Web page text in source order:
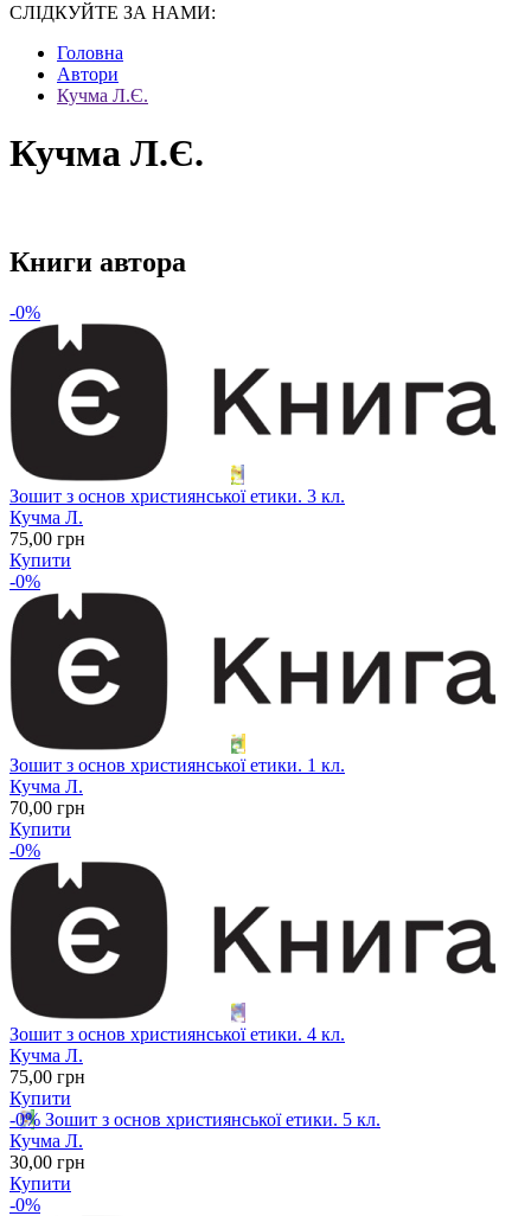
СЛІДКУЙТЕ ЗА НАМИ:
Головна
Автори
Кучма Л.Є.
Кучма Л.Є.
Книги автора
-0%
Зошит з основ християнської етики. 3 кл.
Кучма Л.
75,00 грн
Купити
-0%
Зошит з основ християнської етики. 1 кл.
Кучма Л.
70,00 грн
Купити
-0%
Зошит з основ християнської етики. 4 кл.
Кучма Л.
75,00 грн
Купити
-0% Зошит з основ християнської етики. 5 кл.
Кучма Л.
30,00 грн
Купити
-0%